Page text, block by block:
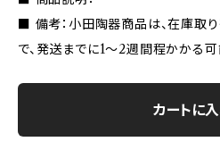
■ 備考：小田陶器商品は、在庫取
で、発送までに1〜2週間程かかる可
カートに